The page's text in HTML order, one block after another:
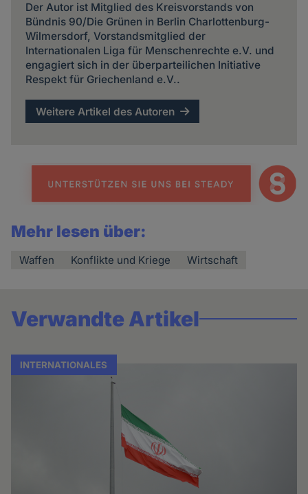
Der Autor ist Mitglied des Kreisvorstands von
Bündnis 90/Die Grünen in Berlin Charlottenburg-
Wilmersdorf, Vorstandsmitglied der
Internationalen Liga für Menschenrechte e.V. und
engagiert sich in der überparteilichen Initiative
Respekt für Griechenland e.V..
Weitere Artikel des Autoren
Mehr lesen über:
Waffen Konflikte und Kriege Wirtschaft
Verwandte Artikel
INTERNATIONALES